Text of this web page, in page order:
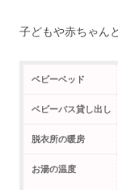
子どもや赤ちゃん
ベビーベッド
ベビーバス貸し出し
脱衣所の暖房
お湯の温度